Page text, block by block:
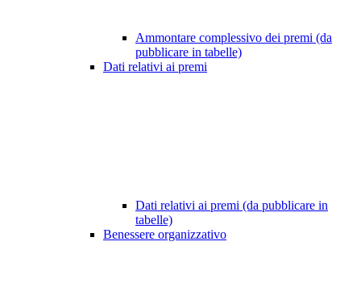
Ammontare complessivo dei premi (da
pubblicare in tabelle)
Dati relativi ai premi
Dati relativi ai premi (da pubblicare in
tabelle)
Benessere organizzativo